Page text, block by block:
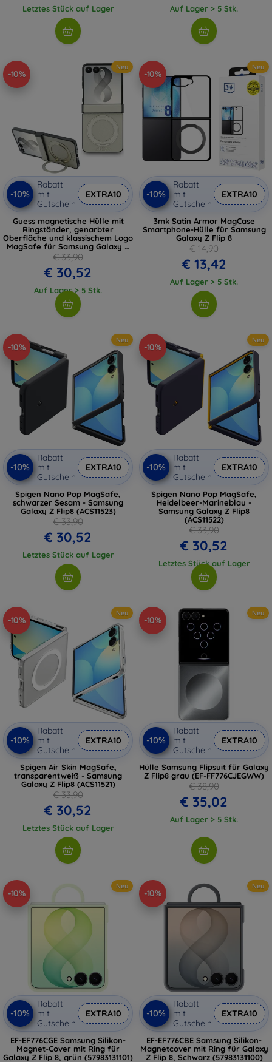
Letztes Stück auf Lager Auf Lager > 5 Stk.
-10%
Neu
-10%
Rabatt
mit
Gutschein
EXTRA10
Guess magnetische Hülle mit
Ringständer, genarbter
Oberfläche und klassischem Logo
MagSafe für Samsung Galaxy Z
Flip8, beige
€ 33,90
€ 30,52
Auf Lager > 5 Stk.
-10%
Neu
-10%
Rabatt
mit
Gutschein
EXTRA10
3mk Satin Armor MagCase
Smartphone-Hülle für Samsung
Galaxy Z Flip 8
€ 14,90
€ 13,42
Auf Lager > 5 Stk.
-10%
Neu
-10%
Rabatt
mit
Gutschein
EXTRA10
Spigen Nano Pop MagSafe,
schwarzer Sesam - Samsung
Galaxy Z Flip8 (ACS11523)
€ 33,90
€ 30,52
Letztes Stück auf Lager
-10%
Neu
-10%
Rabatt
mit
Gutschein
EXTRA10
Spigen Nano Pop MagSafe,
Heidelbeer-Marineblau -
Samsung Galaxy Z Flip8
(ACS11522)
€ 33,90
€ 30,52
Letztes Stück auf Lager
-10%
Neu
-10%
Rabatt
mit
Gutschein
EXTRA10
Spigen Air Skin MagSafe,
transparentweiß - Samsung
Galaxy Z Flip8 (ACS11521)
€ 33,90
€ 30,52
Letztes Stück auf Lager
-10%
Neu
-10%
Rabatt
mit
Gutschein
EXTRA10
Hülle Samsung Flipsuit für Galaxy
Z Flip8 grau (EF-FF776CJEGWW)
€ 38,90
€ 35,02
Auf Lager > 5 Stk.
-10%
Neu
-10%
Rabatt
mit
Gutschein
EXTRA10
EF-EF776CGE Samsung Silikon-
Magnet-Cover mit Ring für
Galaxy Z Flip 8, grün (57983131101)
-10%
Neu
-10%
Rabatt
mit
Gutschein
EXTRA10
EF-EF776CBE Samsung Silikon-
Magnetcover mit Ring für Galaxy
Z Flip 8, Schwarz (57983131100)